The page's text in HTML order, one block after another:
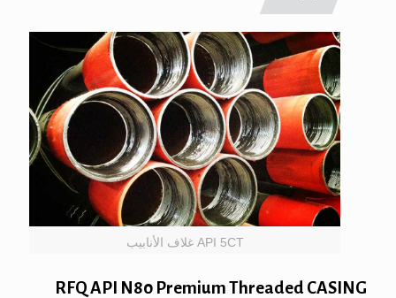
API 5CT غلاف الأنابيب
RFQ API N80 Premium Threaded CASING